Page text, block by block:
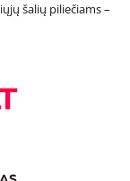
šalių piliečiams –